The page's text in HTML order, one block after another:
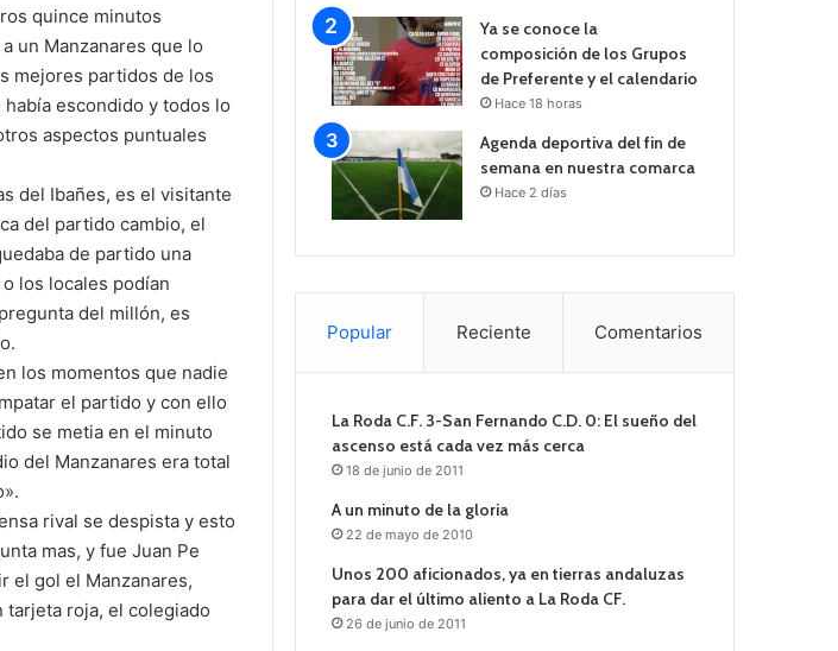
quince minutos
un Manzanares que lo
mejores partidos de los
escondido y todos lo
aspectos puntuales
del Ibañes, es el visitante
del partido cambio, el
de partido una
los locales podían
del millón, es
los momentos que nadie
el partido y con ello
se metia en el minuto
del Manzanares era total
rival se despista y esto
mas, y fue Juan Pe
el gol el Manzanares,
roja, el colegiado
Ya se conoce la
composición de los Grupos
de Preferente y el calendario
Hace 18 horas
Agenda deportiva del fin de
semana en nuestra comarca
Hace 2 días
Popular Reciente Comentarios
La Roda C.F. 3-San Fernando C.D. 0: El sueño del
ascenso está cada vez más cerca
18 de junio de 2011
A un minuto de la gloria
22 de mayo de 2010
Unos 200 aficionados, ya en tierras andaluzas
para dar el último aliento a La Roda CF.
26 de junio de 2011